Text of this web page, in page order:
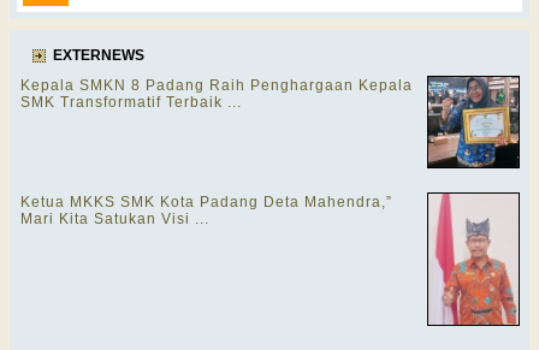
EXTERNEWS
Kepala SMKN 8 Padang Raih Penghargaan Kepala
SMK Transformatif Terbaik ...
Ketua MKKS SMK Kota Padang Deta Mahendra,”
Mari Kita Satukan Visi ...